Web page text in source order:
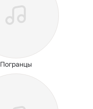
Погранцы